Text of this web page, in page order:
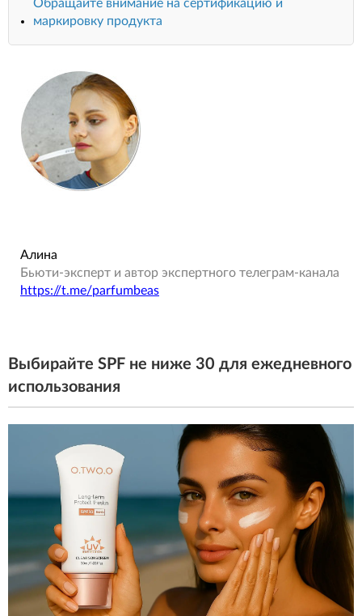
Обращайте внимание на сертификацию и
маркировку продукта
Алина
Бьюти-эксперт и автор экспертного телеграм-канала
https://t.me/parfumbeas
Выбирайте SPF не ниже 30 для ежедневного
использования